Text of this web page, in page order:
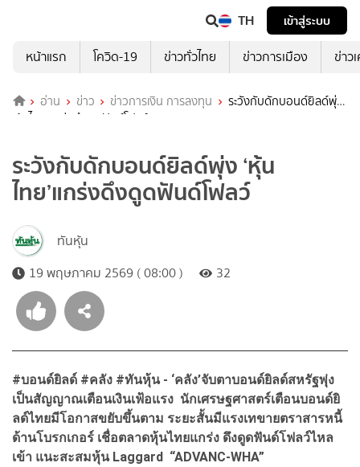
TH
เข้าสู่ระบบ
หน้าแรก
โควิด-19 ข่าวทั่วไทย ข่าวการเมือง ข่าว
อ่าน ข่าว ข่าวการเงิน การลงทุน
ระวังกับดักบอนด์ยิลด์พุ่ง
‘หุ้นไทย’แกร่งดึงดูดฟันด์โฟลว์
ระวังกับดักบอนด์ยิลด์พุ่ง ‘หุ้น
ไทย’แกร่งดึงดูดฟันด์โฟลว์
ทันหุ้น
19 พฤษภาคม 2569 ( 08:00 )
32
#บอนด์ยิลด์ #คลัง #ทันหุ้น - ‘คลัง’จับตาบอนด์ยิลด์สหรัฐพุ่ง
เป็นสัญญาณเตือนเงินเฟ้อแรง นักเศรษฐศาสตร์เตือนบอนด์ยิ
ลด์ไทยมีโอกาสขยับขึ้นตาม ระยะสั้นมีแรงเทขายตราสารหนี้
ด้านโบรกเกอร์ เชื่อตลาดหุ้นไทยแกร่ง ดึงดูดฟันด์โฟลว์ไหล
เข้า แนะสะสมหุ้น Laggard “ADVANC-WHA”